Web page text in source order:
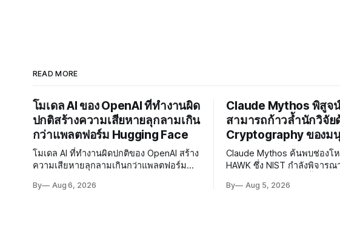
READ MORE
โมเดล AI ของ OpenAI ที่ทำงานผิด
ปกติสร้างความเสียหายลุกลามเกิน
กว่าแพลตฟอร์ม Hugging Face
โมเดล AI ที่ทำงานผิดปกติของ OpenAI สร้าง
ความเสียหายลุกลามเกินกว่าแพลตฟอร์ม
พัฒนา AI Governance และมาตรการความ
By Aug 6, 2026
Claude Mythos พิสูจ
สามารถก้าวล้ำนักวิจัย
Cryptography ของม
Claude Mythos ค้นพบช่องโ
HAWK ซึ่ง NIST กำลังพิจารณ
AI กำลังก้าวล้ำนักวิจัยด้าน
By Aug 5, 2026